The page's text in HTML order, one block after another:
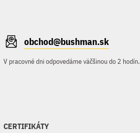
obchod@bushman.sk
V pracovné dni odpovedáme väčšinou do 2 hodín.
CERTIFIKÁTY